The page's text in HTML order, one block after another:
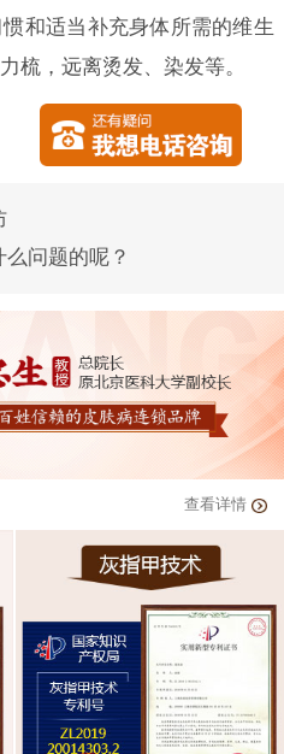
和适当补充身体所需的维生
梳，远离烫发、染发等。
问题的呢？
查看详情